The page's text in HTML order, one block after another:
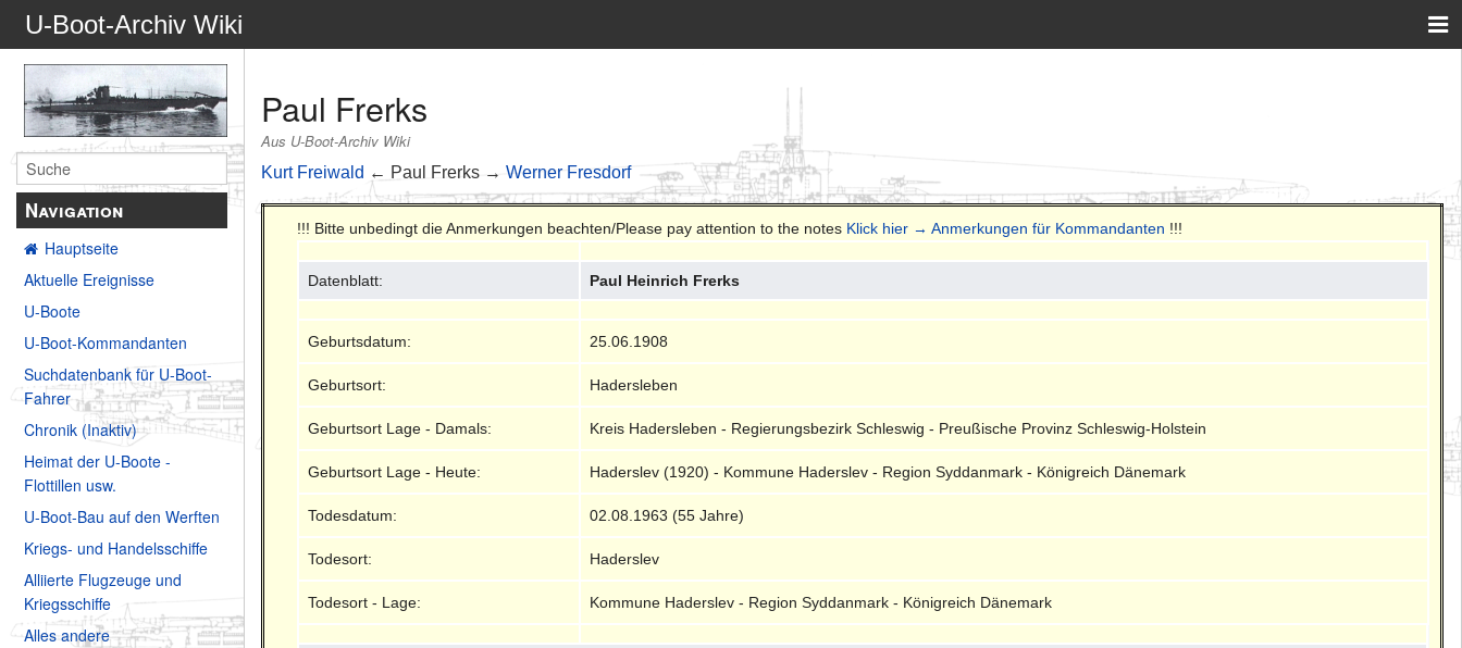
U-Boot-Archiv Wiki
Navigation
Hauptseite
Aktuelle Ereignisse
U-Boote
U-Boot-Kommandanten
Suchdatenbank für U-Boot-
Fahrer
Chronik (Inaktiv)
Heimat der U-Boote -
Flottillen usw.
U-Boot-Bau auf den Werften
Kriegs- und Handelsschiffe
Alliierte Flugzeuge und
Kriegsschiffe
Alles andere
Paul Frerks
Aus U-Boot-Archiv Wiki
Kurt Freiwald ← Paul Frerks →Werner Fresdorf
!!! Bitte unbedingt die Anmerkungen beachten/Please pay attention to the notes Klick hier → Anmerkungen für Kommandanten !!!
Datenblatt: Paul Heinrich Frerks
Geburtsdatum: 25.06.1908
Geburtsort: Hadersleben
Geburtsort Lage - Damals: Kreis Hadersleben - Regierungsbezirk Schleswig - Preußische Provinz Schleswig-Holstein
Geburtsort Lage - Heute: Haderslev (1920) - Kommune Haderslev - Region Syddanmark - Königreich Dänemark
Todesdatum: 02.08.1963 (55 Jahre)
Todesort: Haderslev
Todesort - Lage: Kommune Haderslev - Region Syddanmark - Königreich Dänemark